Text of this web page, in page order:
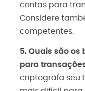
contas para
Considere
competentes.
5. Quais são os
para
criptografa seu